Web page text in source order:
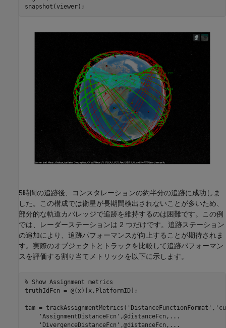
snapshot(viewer);
5時間の追跡後、コンスタレーションの約半分の追跡に成功しま
した。この構成では衛星が長期間検出されないことが多いため、
部分的な軌道カバレッジで追跡を維持するのは困難です。この例
では、レーダーステーションは 2 つだけです。追跡ステーション
の追加により、追跡パフォーマンスが向上することが期待されま
す。実際のオブジェクトとトラックを比較して追跡パフォーマン
スを評価する割り当てメトリックを以下に示します。
% Show Assignment metrics
truthIdFcn = @(x)[x.PlatformID];
tam = trackAssignmentMetrics( 'DistanceFunctionFormat' ,
'AssignmentDistanceFcn' ,@distanceFcn, ...
'DivergenceDistanceFcn' ,@distanceFcn, ...